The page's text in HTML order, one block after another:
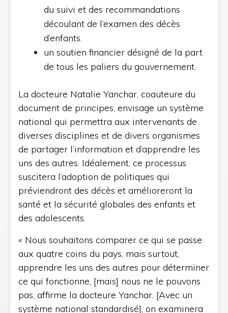
du suivi et des recommandations
découlant de l’examen des décès
d’enfants.
un soutien financier désigné de la part
de tous les paliers du gouvernement.
La docteure Natalie Yanchar, coauteure du
document de principes, envisage un système
national qui permettra aux intervenants de
diverses disciplines et de divers organismes
de partager l’information et d’apprendre les
uns des autres. Idéalement, ce processus
suscitera l’adoption de politiques qui
préviendront des décès et amélioreront la
santé et la sécurité globales des enfants et
des adolescents.
« Nous souhaitons comparer ce qui se passe
aux quatre coins du pays, mais surtout,
apprendre les uns des autres pour déterminer
ce qui fonctionne, [mais] nous ne le pouvons
pas, affirme la docteure Yanchar. [Avec un
système national standardisé], on examinera